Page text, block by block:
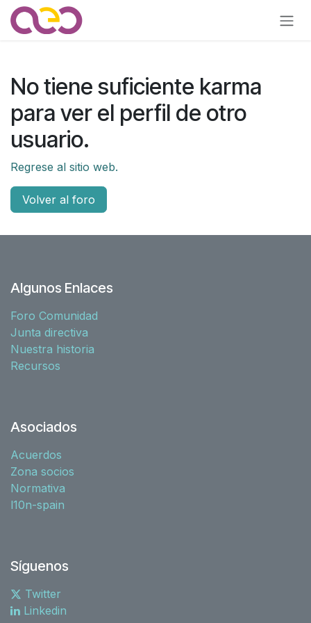
Ir al contenido
No tiene suficiente karma
para ver el perfil de otro
usuario.
Regrese al sitio web.
Volver al foro
Algunos Enlaces
Foro Comunidad
Junta directiva
Nuestra historia
Recursos
Asociados
Acuerdos
Zona socios
Normativa
l10n-spain
Síguenos
Twitter
Linkedin